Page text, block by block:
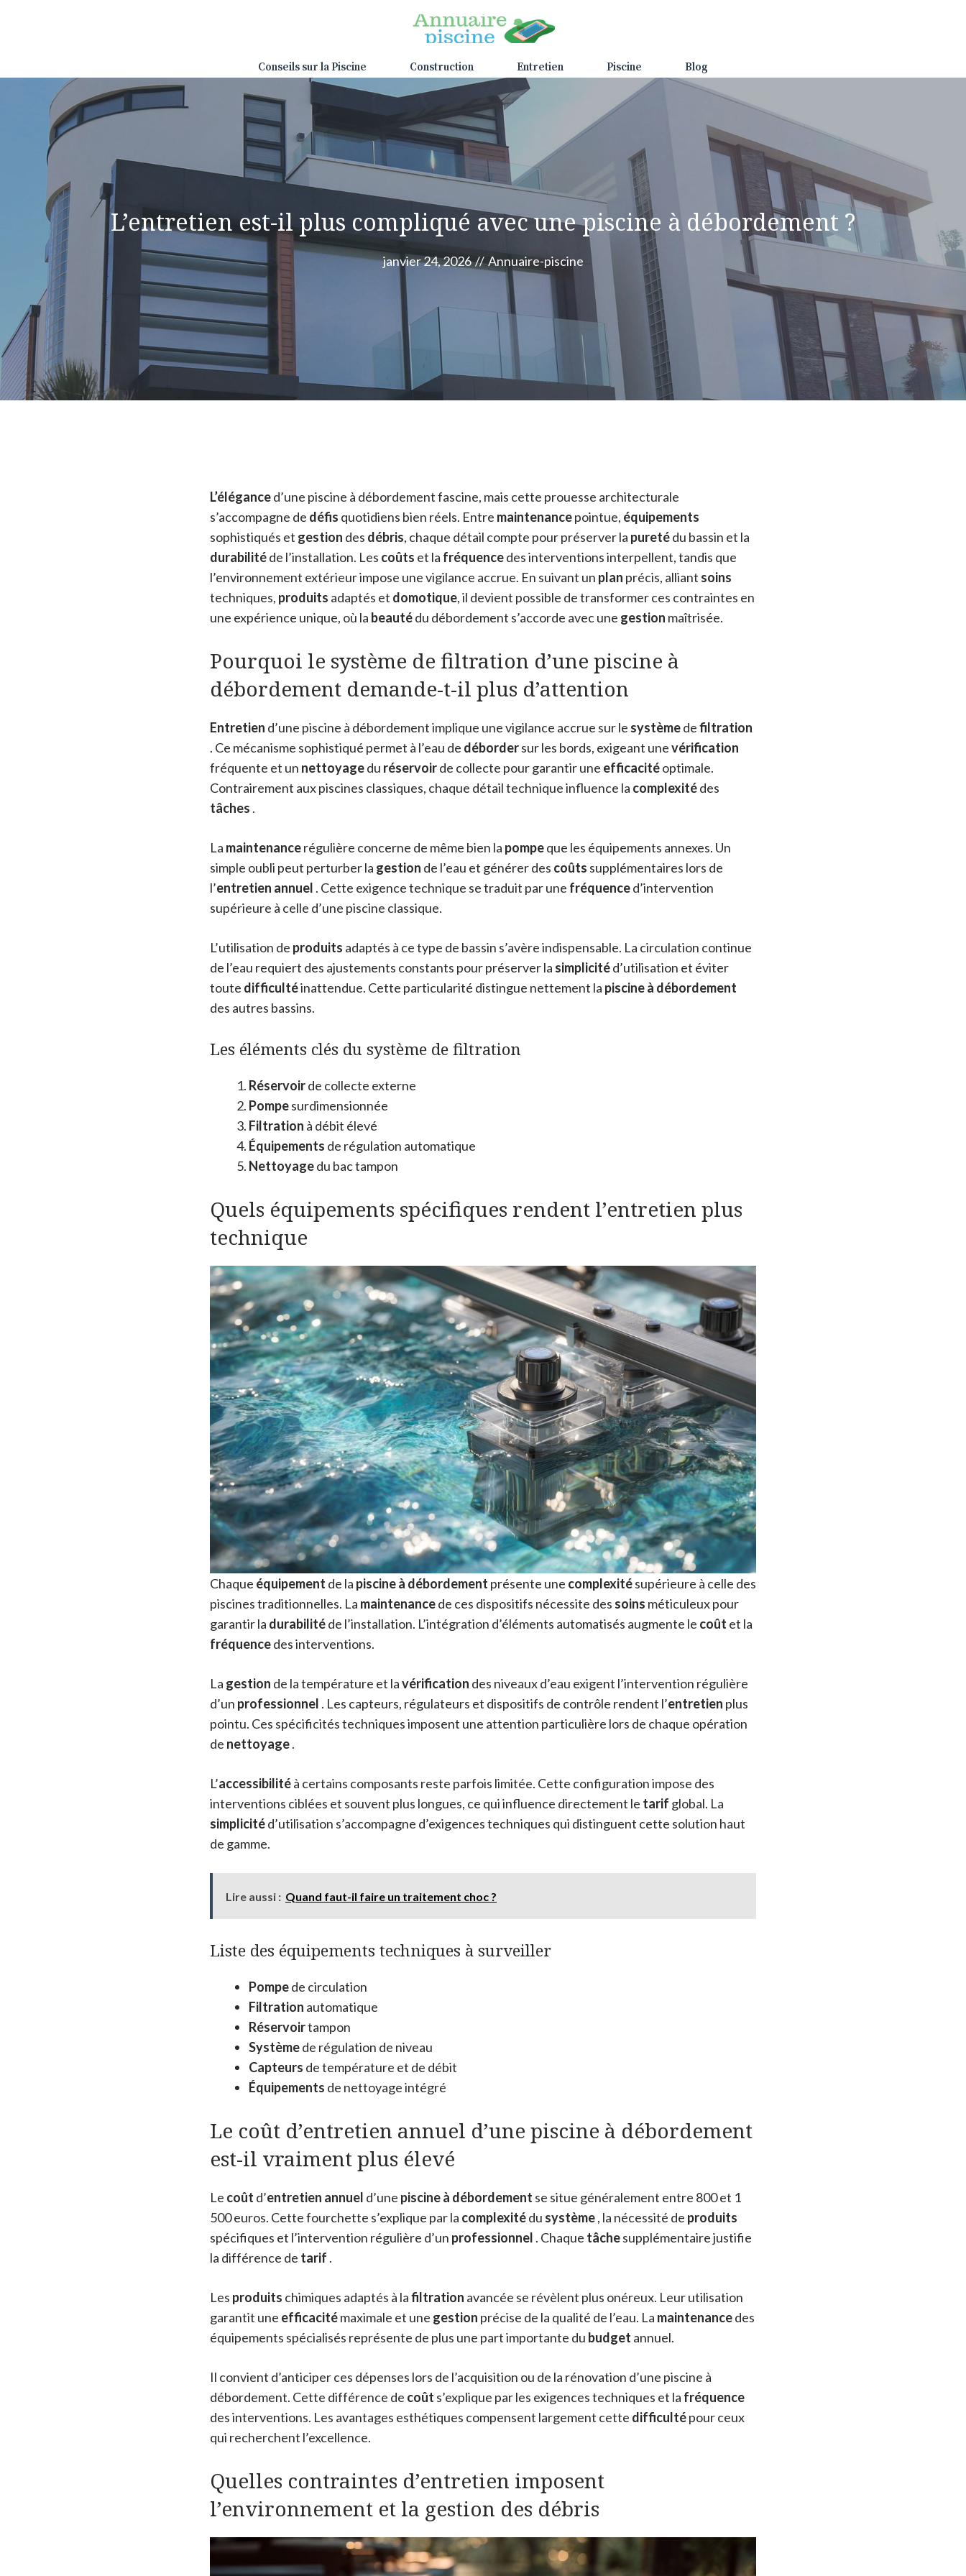
Conseils sur la Piscine Construction Entretien Piscine Blog
L’entretien est-il plus compliqué avec une piscine à débordement ?
janvier 24, 2026 // Annuaire-piscine
L’éléganced’une piscine à débordement fascine, mais cette prouesse architecturale
s’accompagne de défis quotidiens bien réels. Entre maintenancepointue, équipements
sophistiqués et gestion des débris, chaque détail compte pour préserver la puretédu bassin et la
durabilitéde l’installation. Les coûts et la fréquencedes interventions interpellent, tandis que
l’environnement extérieur impose une vigilance accrue. En suivant un plan précis, alliant soins
techniques, produits adaptés et domotique, il devient possible de transformer ces contraintes en
une expérience unique, où la beautédu débordement s’accorde avec une gestion maîtrisée.
Pourquoi le système de filtration d’une piscine à
débordement demande-t-il plus d’attention
Entretien d’une piscine à débordement implique une vigilance accrue sur le systèmedefiltration
. Ce mécanisme sophistiqué permet à l’eau de débordersur les bords, exigeant unevérification
fréquente et un nettoyagedu réservoirde collecte pour garantir une efficacitéoptimale.
Contrairement aux piscines classiques, chaque détail technique influence la complexitédes
tâches .
La maintenancerégulière concerne de même bien la pompeque les équipements annexes. Un
simple oubli peut perturber la gestion de l’eau et générer des coûts supplémentaires lors de
l’entretien annuel . Cette exigence technique se traduit par une fréquenced’intervention
supérieure à celle d’une piscine classique.
L’utilisation de produits adaptés à ce type de bassin s’avère indispensable. La circulation continue
de l’eau requiert des ajustements constants pour préserver la simplicitéd’utilisation et éviter
toute difficultéinattendue. Cette particularité distingue nettement la piscine à débordement
des autres bassins.
Les éléments clés du système de filtration
Réservoirde collecte externe
Pompesurdimensionnée
Filtration à débit élevé
Équipements de régulation automatique
Nettoyagedu bac tampon
Quels équipements spécifiques rendent l’entretien plus
technique
Chaque équipement de la piscine à débordement présente une complexitésupérieure à celle des
piscines traditionnelles. La maintenancede ces dispositifs nécessite des soins méticuleux pour
garantir la durabilitéde l’installation. L’intégration d’éléments automatisés augmente le coût et la
fréquencedes interventions.
La gestion de la température et lavérification des niveaux d’eau exigent l’intervention régulière
d’un professionnel . Les capteurs, régulateurs et dispositifs de contrôle rendent l’entretien plus
pointu. Ces spécificités techniques imposent une attention particulière lors de chaque opération
de nettoyage.
L’accessibilitéà certains composants reste parfois limitée. Cette configuration impose des
interventions ciblées et souvent plus longues, ce qui influence directement le tarif global. La
simplicitéd’utilisation s’accompagne d’exigences techniques qui distinguent cette solution haut
de gamme.
Lire aussi : Quand faut-il faire un traitement choc ?
Liste des équipements techniques à surveiller
Pompede circulation
Filtration automatique
Réservoirtampon
Systèmede régulation de niveau
Capteurs de température et de débit
Équipements de nettoyage intégré
Le coût d’entretien annuel d’une piscine à débordement
est-il vraiment plus élevé
Le coût d’entretien annuel d’une piscine à débordement se situe généralement entre 800 et 1
500 euros. Cette fourchette s’explique par la complexitédu système, la nécessité de produits
spécifiques et l’intervention régulière d’un professionnel . Chaque tâchesupplémentaire justifie
la différence de tarif .
Les produits chimiques adaptés à lafiltration avancée se révèlent plus onéreux. Leur utilisation
garantit une efficacitémaximale et une gestion précise de la qualité de l’eau. La maintenancedes
équipements spécialisés représente de plus une part importante du budget annuel.
Il convient d’anticiper ces dépenses lors de l’acquisition ou de la rénovation d’une piscine à
débordement. Cette différence de coût s’explique par les exigences techniques et la fréquence
des interventions. Les avantages esthétiques compensent largement cette difficultépour ceux
qui recherchent l’excellence.
Quelles contraintes d’entretien imposent
l’environnement et la gestion des débris